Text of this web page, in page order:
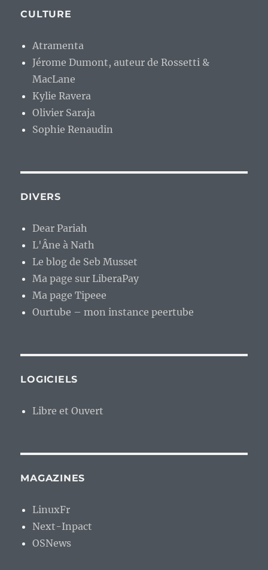
CULTURE
Atramenta
Jérome Dumont, auteur de Rossetti &
MacLane
Kylie Ravera
Olivier Saraja
Sophie Renaudin
DIVERS
Dear Pariah
L'Âne à Nath
Le blog de Seb Musset
Ma page sur LiberaPay
Ma page Tipeee
Ourtube – mon instance peertube
LOGICIELS
Libre et Ouvert
MAGAZINES
LinuxFr
Next-Inpact
OSNews